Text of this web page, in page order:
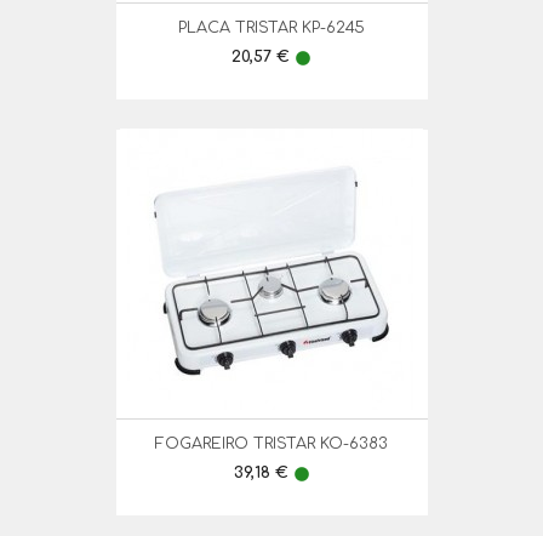
PLACA TRISTAR KP-6245
Preço
20,57 € lens
FOGAREIRO TRISTAR KO-6383
Preço
39,18 € lens